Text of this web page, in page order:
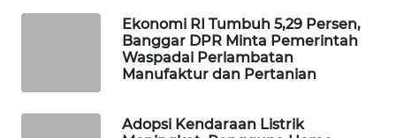
Ekonomi RI Tumbuh 5,29 Persen,
Banggar DPR Minta Pemerintah
Waspadai Perlambatan
Manufaktur dan Pertanian
Adopsi Kendaraan Listrik
SPORT